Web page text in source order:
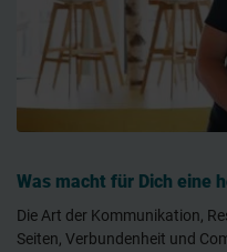
Was macht für Dich eine
Die Art der Kommunikation,
Seiten, Verbundenheit und